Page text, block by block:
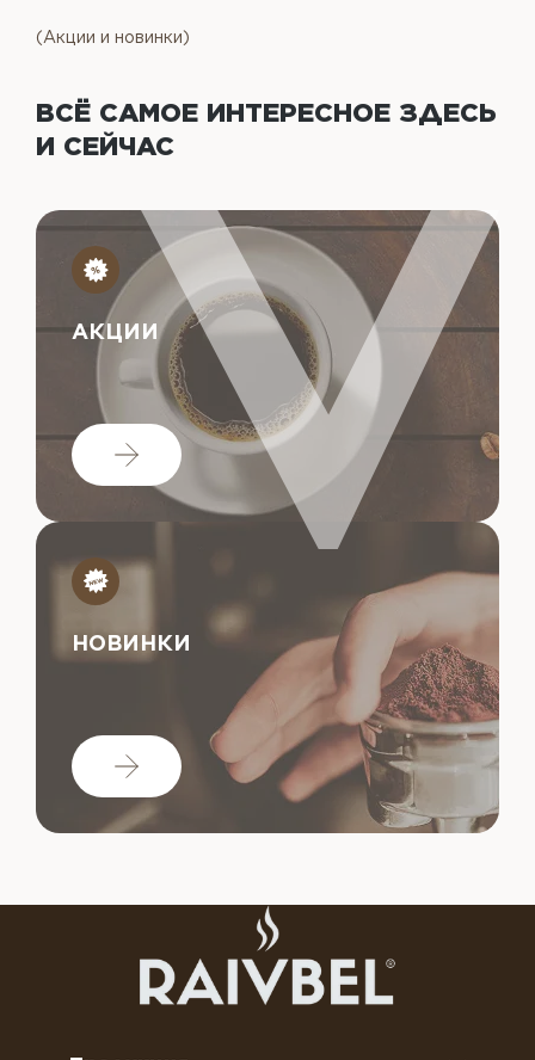
(Акции и новинки)
ВСЁ САМОЕ ИНТЕРЕСНОЕ ЗДЕСЬ
И СЕЙЧАС
АКЦИИ
НОВИНКИ